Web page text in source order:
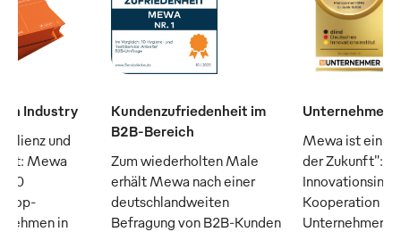
Industry
und
Mewa
50
Top-
in
Kundenzufriedenheit im
B2B-Bereich
Zum wiederholten Male
erhält Mewa nach einer
deutschlandweiten
Befragung von B2B-Kunden
Unternehmen
Mewa ist ein
der Zukunft":
Kooperation
Unternehmer